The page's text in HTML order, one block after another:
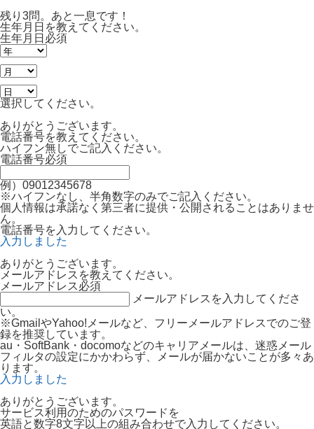
残り3問。あと一息です！
生年月日を教えてください。
生年月日 必須
選択してください。
ありがとうございます。
電話番号を教えてください。
ハイフン無しでご記入ください。
電話番号必須
例）09012345678
※ハイフンなし、半角数字のみでご記入ください。
個人情報は承諾なく第三者に提供・公開されることはありませ
ん。
電話番号を入力してください。
入力しました
ありがとうございます。
メールアドレスを教えてください。
メールアドレス必須
メールアドレスを入力してくださ
い。
※GmailやYahoo!メールなど、フリーメールアドレスでのご登
録を推奨しています。
au・SoftBank・docomoなどのキャリアメールは、迷惑メール
フィルタの設定にかかわらず、メールが届かないことが多々あ
ります。
入力しました
ありがとうございます。
サービス利用のためのパスワードを
英語と数字8文字以上の組み合わせで入力してください。